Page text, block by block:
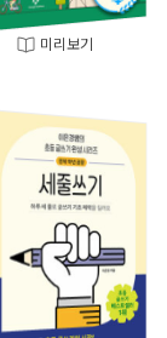
미리보기